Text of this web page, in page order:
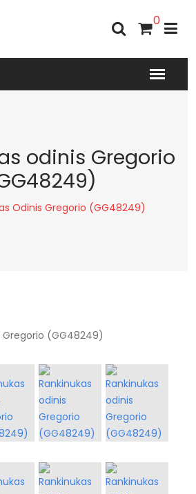
0
odinis Gregorio
Odinis Gregorio (GG48249)